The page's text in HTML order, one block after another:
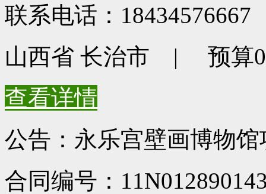
联系电话：18434576667
山西省 长治市 | 预算
查看详情
公告：永乐宫壁画博物馆
合同编号：